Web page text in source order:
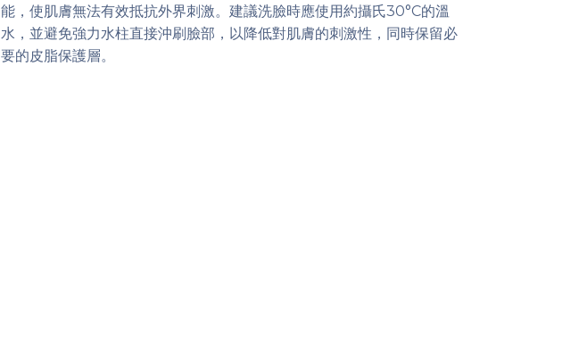
能，使肌膚無法有效抵抗外界刺激。建議洗臉時應使用約攝氏30°C的溫
水，並避免強力水柱直接沖刷臉部，以降低對肌膚的刺激性，同時保留必
要的皮脂保護層。